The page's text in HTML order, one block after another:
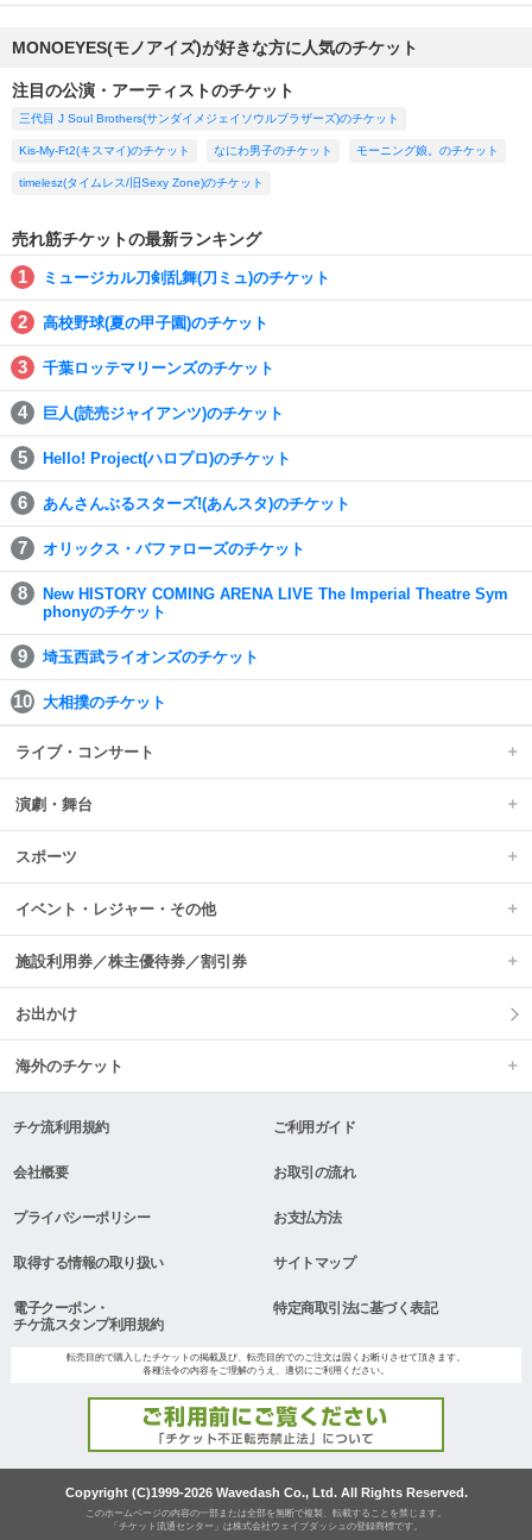
MONOEYES(モノアイズ)が好きな方に人気のチケット
注目の公演・アーティストのチケット
三代目 J Soul Brothers(サンダイメジェイソウルブラザーズ)のチケット
Kis-My-Ft2(キスマイ)のチケット なにわ男子のチケット モーニング娘。のチケット
timelesz(タイムレス/旧Sexy Zone)のチケット
売れ筋チケットの最新ランキング
ミュージカル刀剣乱舞(刀ミュ)のチケット
高校野球(夏の甲子園)のチケット
千葉ロッテマリーンズのチケット
巨人(読売ジャイアンツ)のチケット
Hello! Project(ハロプロ)のチケット
あんさんぶるスターズ!(あんスタ)のチケット
オリックス・バファローズのチケット
New HISTORY COMING ARENA LIVE The Imperial Theatre Sym
phonyのチケット
埼玉西武ライオンズのチケット
大相撲のチケット
ライブ・コンサート
演劇・舞台
スポーツ
イベント・レジャー・その他
施設利用券／株主優待券／割引券
お出かけ
海外のチケット
チケ流利用規約 ご利用ガイド
会社概要 お取引の流れ
プライバシーポリシー お支払方法
取得する情報の取り扱い サイトマップ
電子クーポン・
チケ流スタンプ利用規約
特定商取引法に基づく表記
転売目的で購入したチケットの掲載及び、転売目的でのご注文は固くお断りさせて頂きます。
各種法令の内容をご理解のうえ、適切にご利用ください。
Copyright (C)1999-2026 Wavedash Co., Ltd. All Rights Reserved.
このホームページの内容の一部または全部を無断で複製、転載することを禁じます。
「チケット流通センター」は株式会社ウェイブダッシュの登録商標です。